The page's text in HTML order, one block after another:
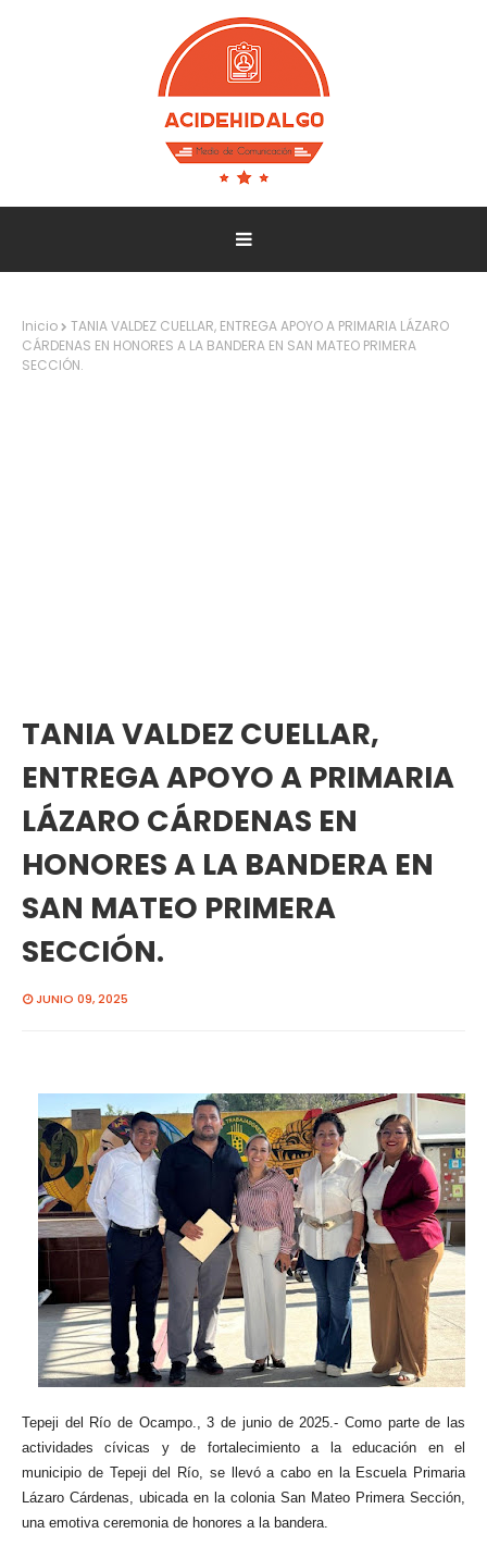
Inicio
TANIA VALDEZ CUELLAR, ENTREGA APOYO A PRIMARIA LÁZARO
CÁRDENAS EN HONORES A LA BANDERA EN SAN MATEO PRIMERA
SECCIÓN.
TANIA VALDEZ CUELLAR,
ENTREGA APOYO A PRIMARIA
LÁZARO CÁRDENAS EN
HONORES A LA BANDERA EN
SAN MATEO PRIMERA
SECCIÓN.
JUNIO 09, 2025
Tepeji del Río de Ocampo., 3 de junio de 2025.- Como parte de las
actividades cívicas y de fortalecimiento a la educación en el
municipio de Tepeji del Río, se llevó a cabo en la Escuela Primaria
Lázaro Cárdenas, ubicada en la colonia San Mateo Primera Sección,
una emotiva ceremonia de honores a la bandera.